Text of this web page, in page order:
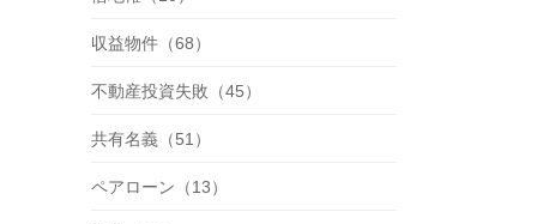
収益物件（68）
不動産投資失敗（45）
共有名義（51）
ペアローン（13）